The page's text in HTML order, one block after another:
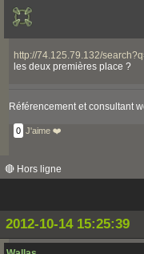
http://74.125.79.132/
les deux premières place ?
Référencement et consultant
0 J'aime ❤️
🔴 Hors ligne
2012-10-14 15:25:39